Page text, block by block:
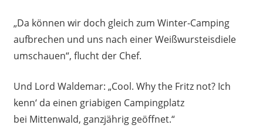
„Da können wir doch gleich zum Winter-Camping
aufbrechen und uns nach einer Weißwursteisdiele
umschauen“, flucht der Chef.
Und Lord Waldemar: „Cool. Why the Fritz not? Ich
kenn‘ da einen griabigen Campingplatz
bei Mittenwald, ganzjährig geöffnet.“